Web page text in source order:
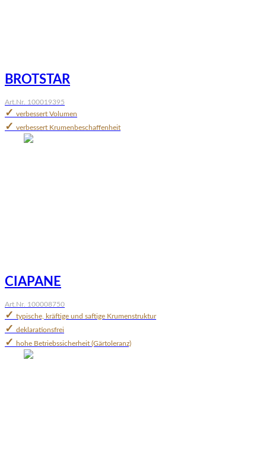
BROTSTAR
Art.Nr. 100019395
✓ verbessert Volumen
✓ verbessert Krumenbeschaffenheit
CIAPANE
Art.Nr. 100008750
✓ typische, kräftige und saftige Krumenstruktur
✓ deklarationsfrei
✓ hohe Betriebssicherheit (Gärtoleranz)